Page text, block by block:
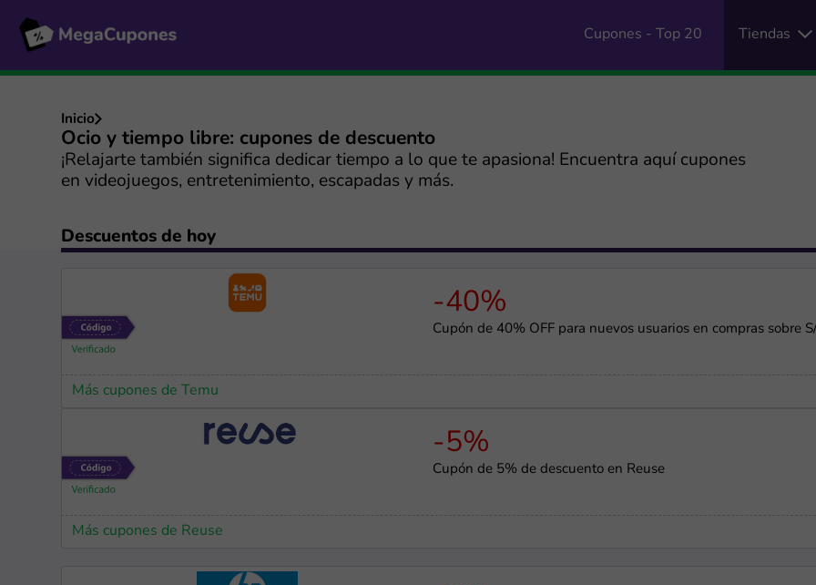
Cupones - Top 20 Tiendas
Inicio
Ocio y tiempo libre: cupones de descuento
¡Relajarte también significa dedicar tiempo a lo que te apasiona! Encuentra aquí cupones
en videojuegos, entretenimiento, escapadas y más.
Descuentos de hoy
-40%
Cupón de 40% OFF para nuevos usuarios en compras sobre
Más cupones de Temu
-5%
Cupón de 5% de descuento en Reuse
Más cupones de Reuse